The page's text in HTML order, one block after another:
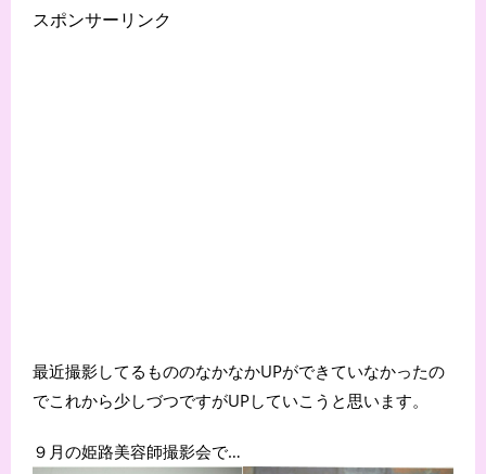
スポンサーリンク
最近撮影してるもののなかなかUPができていなかったの
でこれから少しづつですがUPしていこうと思います。
９月の姫路美容師撮影会で…